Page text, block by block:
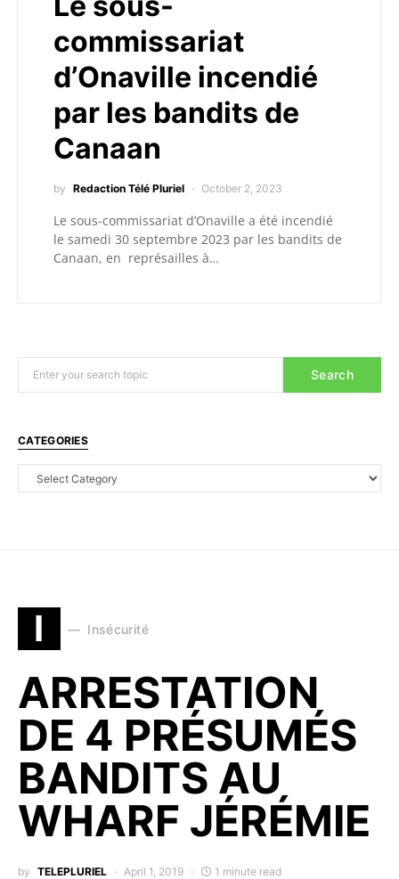
commissariat
d’Onaville incendié
par les bandits de
Canaan
by Redaction Télé Pluriel October 2, 2023
Le sous-commissariat d’Onaville a été incendié
le samedi 30 septembre 2023 par les bandits de
Canaan, en représailles à…
Search
CATEGORIES
I Insécurité
ARRESTATION
DE 4 PRÉSUMÉS
BANDITS AU
WHARF JÉRÉMIE
by TELEPLURIEL April 1, 2019 1 minute read